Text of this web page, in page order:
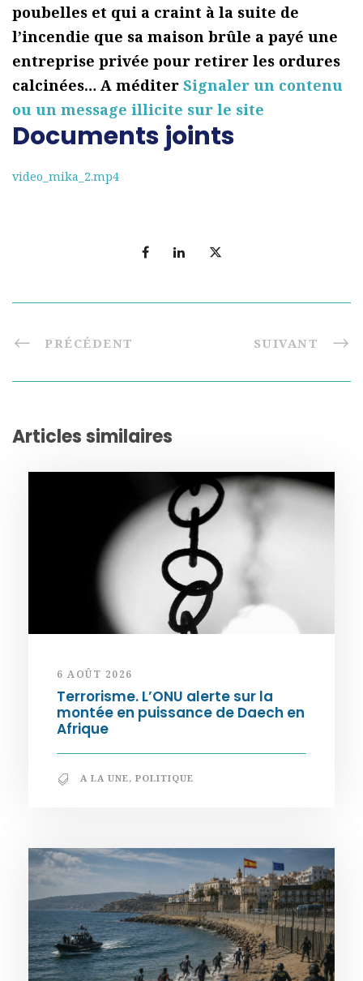
poubelles et qui a craint à la suite de
l’incendie que sa maison brûle a payé une
entreprise privée pour retirer les ordures
calcinées… A méditer Signaler un contenu
ou un message illicite sur le site
Documents joints
video_mika_2.mp4
PRÉCÉDENT SUIVANT
Articles similaires
6 AOÛT 2026
Terrorisme. L’ONU alerte sur la
montée en puissance de Daech en
Afrique
A LA UNE, POLITIQUE